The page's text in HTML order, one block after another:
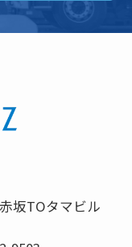
坂TOタマビル